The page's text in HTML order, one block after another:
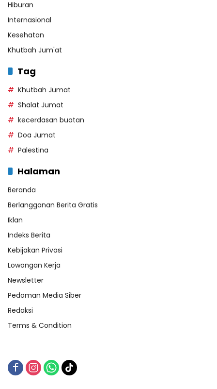
Hiburan
Internasional
Kesehatan
Khutbah Jum'at
Tag
Khutbah Jumat
Shalat Jumat
kecerdasan buatan
Doa Jumat
Palestina
Halaman
Beranda
Berlangganan Berita Gratis
Iklan
Indeks Berita
Kebijakan Privasi
Lowongan Kerja
Newsletter
Pedoman Media Siber
Redaksi
Terms & Condition